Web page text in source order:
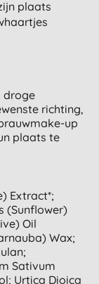
plaats
droge
richting,
up
plaats te
Extract*;
(sunflower)
Oil
Wax;
Sativum
Urtica Dioica